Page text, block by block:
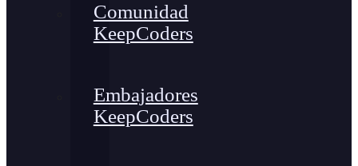
Comunidad
KeepCoders
Embajadores
KeepCoders